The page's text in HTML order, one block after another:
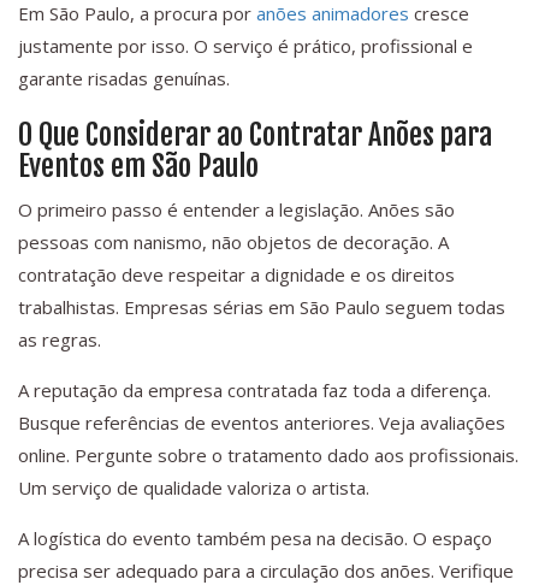
Em São Paulo, a procura por anões animadores cresce
justamente por isso. O serviço é prático, profissional e
garante risadas genuínas.
O Que Considerar ao Contratar Anões para
Eventos em São Paulo
O primeiro passo é entender a legislação. Anões são
pessoas com nanismo, não objetos de decoração. A
contratação deve respeitar a dignidade e os direitos
trabalhistas. Empresas sérias em São Paulo seguem todas
as regras.
A reputação da empresa contratada faz toda a diferença.
Busque referências de eventos anteriores. Veja avaliações
online. Pergunte sobre o tratamento dado aos profissionais.
Um serviço de qualidade valoriza o artista.
A logística do evento também pesa na decisão. O espaço
precisa ser adequado para a circulação dos anões. Verifique